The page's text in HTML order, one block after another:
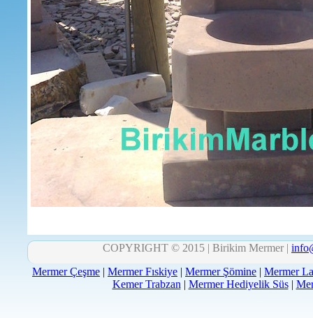
COPYRIGHT © 2015 | Birikim Mermer |
Mermer Çeşme | Mermer Fıskiye | Mermer Şömine | Mermer
Kemer Trabzan | Mermer Hediyelik Süs|